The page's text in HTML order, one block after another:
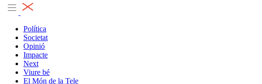
Política
Societat
Opinió
Impacte
Next
Viure bé
El Món de la Tele